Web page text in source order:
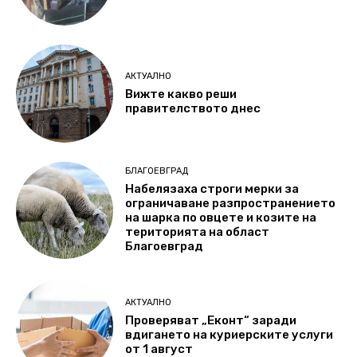
АКТУАЛНО
Вижте какво реши
правителството днес
БЛАГОЕВГРАД
Набелязаха строги мерки за
ограничаване разпространението
на шарка по овцете и козите на
територията на област
Благоевград
АКТУАЛНО
Проверяват „Еконт“ заради
вдигането на куриерските услуги
от 1 август